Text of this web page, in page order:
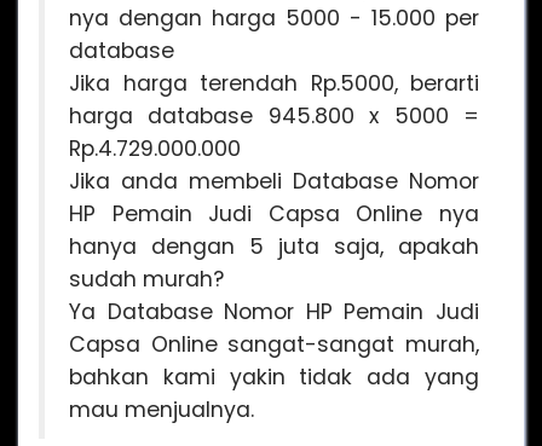
nya dengan harga 5000 - 15.000 per
database
Jika harga terendah Rp.5000, berarti
harga database 945.800 x 5000 =
Rp.4.729.000.000
Jika anda membeli Database Nomor
HP Pemain Judi Capsa Online nya
hanya dengan 5 juta saja, apakah
sudah murah?
Ya Database Nomor HP Pemain Judi
Capsa Online sangat-sangat murah,
bahkan kami yakin tidak ada yang
mau menjualnya.